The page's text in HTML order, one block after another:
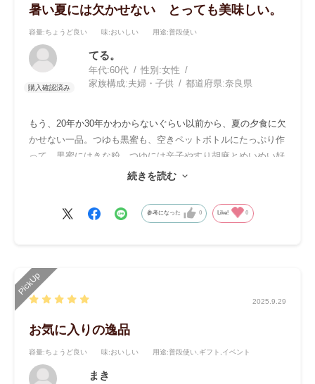
暑い夏には欠かせない とっても美味しい。
容量:ちょうど良い 味:おいしい 用途:普段使い
てる。
年代:60代 性別:女性
家族構成:夫婦・子供 都道府県:奈良県
もう、20年か30年かわからないぐらい以前から、夏の夕食に欠
かせない一品。つゆも黒蜜も、空きペットボトルにたっぷり作
って、黒蜜にはきな粉、つゆには辛子やすり胡麻とめいめい好
きなように食べています。流し舟もいつからか蓋ができて冷蔵
でに数百回突いているはずなのに表面の一部が少しささくれて
いるだけで丈夫です。みーんなにおすすめ。
続きを読む
参考になった 0 Like! 0
2025.9.29
お気に入りの逸品
容量:ちょうど良い 味:おいしい 用途:普段使い,ギフト,イベント
まき